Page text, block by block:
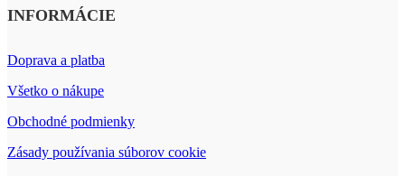
INFORMÁCIE
Doprava a platba
Všetko o nákupe
Obchodné podmienky
Zásady používania súborov cookie